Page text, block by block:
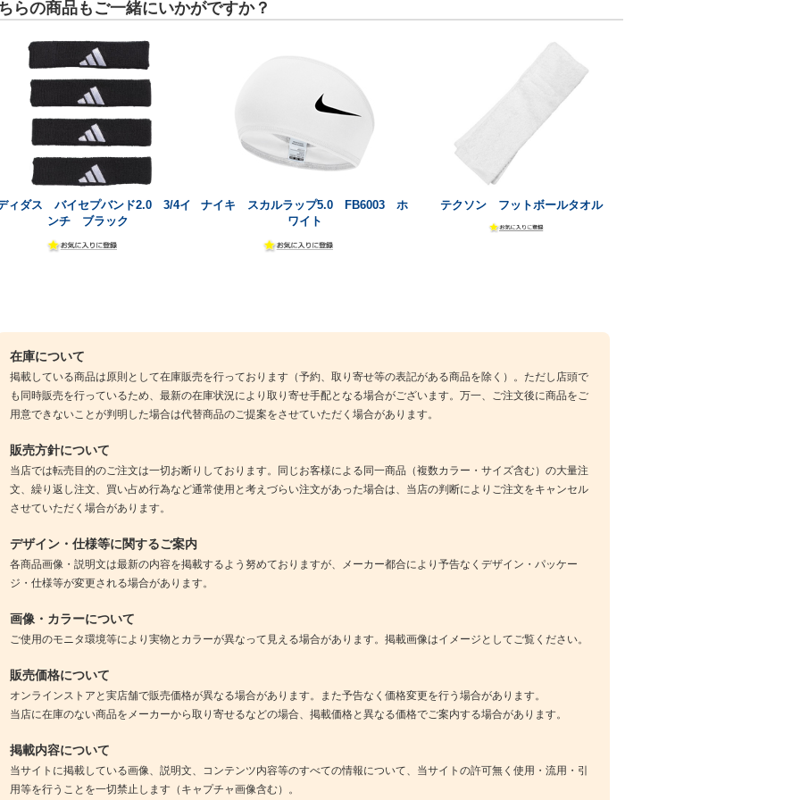
らの商品もご一緒にいかがですか？
ィダス バイセプバンド2.0 3/4イ
ンチ ブラック
ナイキ スカルラップ5.0 FB6003 ホ
ワイト
テクソン フットボールタオル
在庫について
掲載している商品は原則として在庫販売を行っております（予約、取り寄せ等の表記がある商品を除く）。ただし店頭で
も同時販売を行っているため、最新の在庫状況により取り寄せ手配となる場合がございます。万一、ご注文後に商品をご
用意できないことが判明した場合は代替商品のご提案をさせていただく場合があります。
販売方針について
当店では転売目的のご注文は一切お断りしております。同じお客様による同一商品（複数カラー・サイズ含む）の大量注
文、繰り返し注文、買い占め行為など通常使用と考えづらい注文があった場合は、当店の判断によりご注文をキャンセル
させていただく場合があります。
デザイン・仕様等に関するご案内
各商品画像・説明文は最新の内容を掲載するよう努めておりますが、メーカー都合により予告なくデザイン・パッケー
ジ・仕様等が変更される場合があります。
画像・カラーについて
ご使用のモニタ環境等により実物とカラーが異なって見える場合があります。掲載画像はイメージとしてご覧ください。
販売価格について
オンラインストアと実店舗で販売価格が異なる場合があります。また予告なく価格変更を行う場合があります。
当店に在庫のない商品をメーカーから取り寄せるなどの場合、掲載価格と異なる価格でご案内する場合があります。
掲載内容について
当サイトに掲載している画像、説明文、コンテンツ内容等のすべての情報について、当サイトの許可無く使用・流用・引
用等を行うことを一切禁止します（キャプチャ画像含む）。